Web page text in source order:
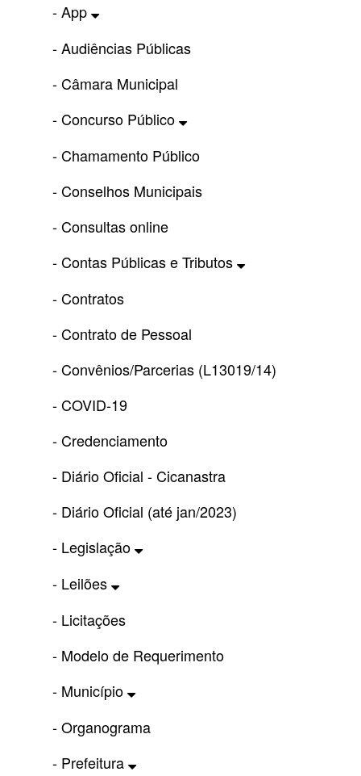
- App
- Audiências Públicas
- Câmara Municipal
- Concurso Público
- Chamamento Público
- Conselhos Municipais
- Consultas online
- Contas Públicas e Tributos
- Contratos
- Contrato de Pessoal
- Convênios/Parcerias (L13019/14)
- COVID-19
- Credenciamento
- Diário Oficial - Cicanastra
- Diário Oficial (até jan/2023)
- Legislação
- Leilões
- Licitações
- Modelo de Requerimento
- Município
- Organograma
- Prefeitura